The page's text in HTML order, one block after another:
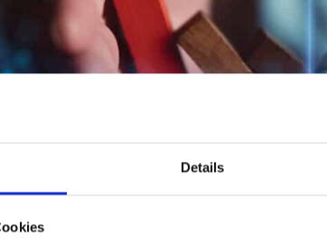
Details